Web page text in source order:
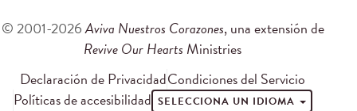
© 2001-2026Aviva Nuestros Corazones, una extensión de
Revive Our Hearts Ministries
Declaración de PrivacidadCondiciones del Servicio
Políticas de accesibilidad SELECCIONA UN IDIOMA